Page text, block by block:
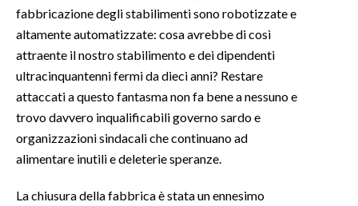
fabbricazione degli stabilimenti sono robotizzate e
altamente automatizzate: cosa avrebbe di così
attraente il nostro stabilimento e dei dipendenti
ultracinquantenni fermi da dieci anni? Restare
attaccati a questo fantasma non fa bene a nessuno e
trovo davvero inqualificabili governo sardo e
organizzazioni sindacali che continuano ad
alimentare inutili e deleterie speranze.
La chiusura della fabbrica è stata un ennesimo